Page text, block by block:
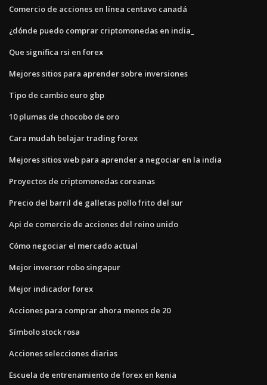
Comercio de acciones en línea centavo canadá
¿dónde puedo comprar criptomonedas en india_
Que significa rsi en forex
Mejores sitios para aprender sobre inversiones
Tipo de cambio euro gbp
10 plumas de chocobo de oro
Cara mudah belajar trading forex
Mejores sitios web para aprender a negociar en la india
Proyectos de criptomonedas coreanas
Precio del barril de galletas pollo frito del sur
Api de comercio de acciones del reino unido
Cómo negociar el mercado actual
Mejor inversor robo singapur
Mejor indicador forex
Acciones para comprar ahora menos de 20
Símbolo stock rosa
Acciones selecciones diarias
Escuela de entrenamiento de forex en kenia